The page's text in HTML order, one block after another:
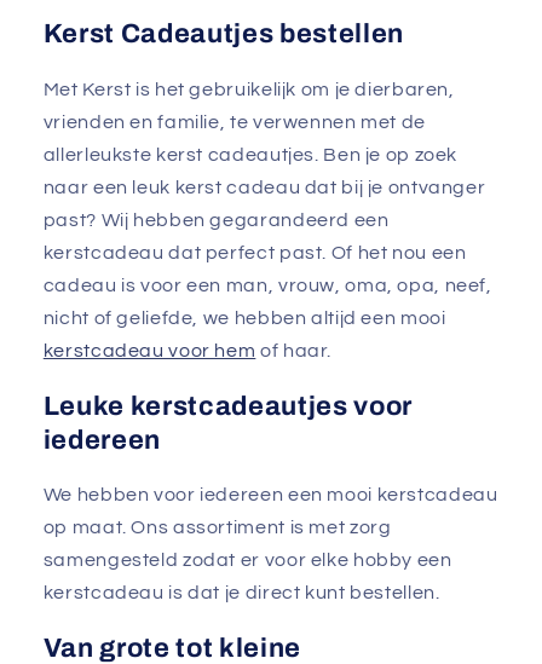
Kerst Cadeautjes bestellen
Met Kerst is het gebruikelijk om je dierbaren,
vrienden en familie, te verwennen met de
allerleukste kerst cadeautjes. Ben je op zoek
naar een leuk kerst cadeau dat bij je ontvanger
past? Wij hebben gegarandeerd een
kerstcadeau dat perfect past. Of het nou een
cadeau is voor een man, vrouw, oma, opa, neef,
nicht of geliefde, we hebben altijd een mooi
kerstcadeau voor hem of haar.
Leuke kerstcadeautjes voor
iedereen
We hebben voor iedereen een mooi kerstcadeau
op maat. Ons assortiment is met zorg
samengesteld zodat er voor elke hobby een
kerstcadeau is dat je direct kunt bestellen.
Van grote tot kleine